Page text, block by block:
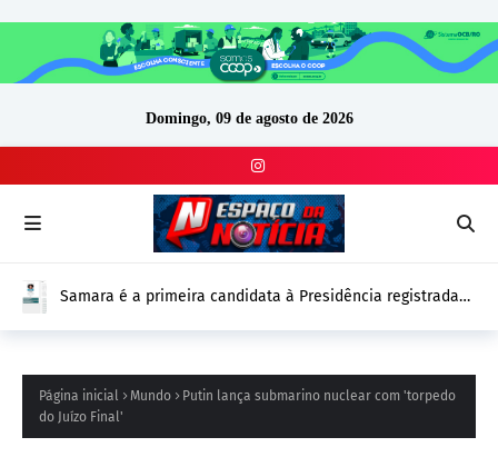
Domingo, 09 de agosto de 2026
Samara é a primeira candidata à Presidência registrada
Página inicial Mundo
Putin lança submarino nuclear com 'torpedo
do Juízo Final'